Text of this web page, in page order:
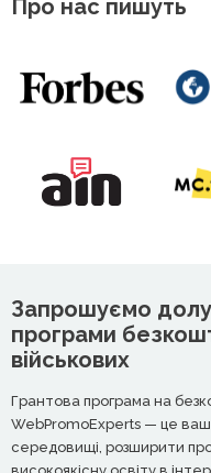
Про нас пишуть
Запрошуємо
програми
військових
Грантова програма на
WebPromoExperts — це
середовищі, розширити